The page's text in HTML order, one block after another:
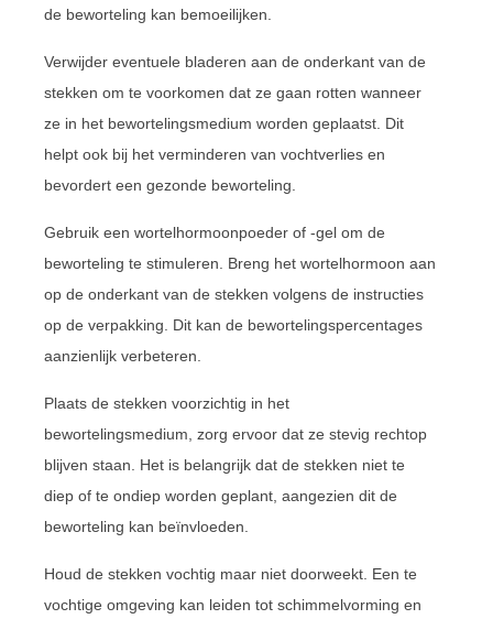
de beworteling kan bemoeilijken.
Verwijder eventuele bladeren aan de onderkant van de
stekken om te voorkomen dat ze gaan rotten wanneer
ze in het bewortelingsmedium worden geplaatst. Dit
helpt ook bij het verminderen van vochtverlies en
bevordert een gezonde beworteling.
Gebruik een wortelhormoonpoeder of -gel om de
beworteling te stimuleren. Breng het wortelhormoon aan
op de onderkant van de stekken volgens de instructies
op de verpakking. Dit kan de bewortelingspercentages
aanzienlijk verbeteren.
Plaats de stekken voorzichtig in het
bewortelingsmedium, zorg ervoor dat ze stevig rechtop
blijven staan. Het is belangrijk dat de stekken niet te
diep of te ondiep worden geplant, aangezien dit de
beworteling kan beïnvloeden.
Houd de stekken vochtig maar niet doorweekt. Een te
vochtige omgeving kan leiden tot schimmelvorming en